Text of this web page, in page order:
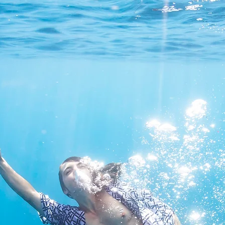
Illustratrice - muraliste